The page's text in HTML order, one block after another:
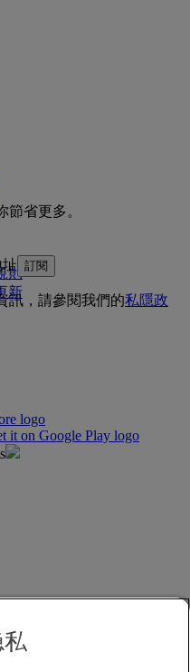
則
新
省更多。
訂閱
訊，請參閱我們的私隱政